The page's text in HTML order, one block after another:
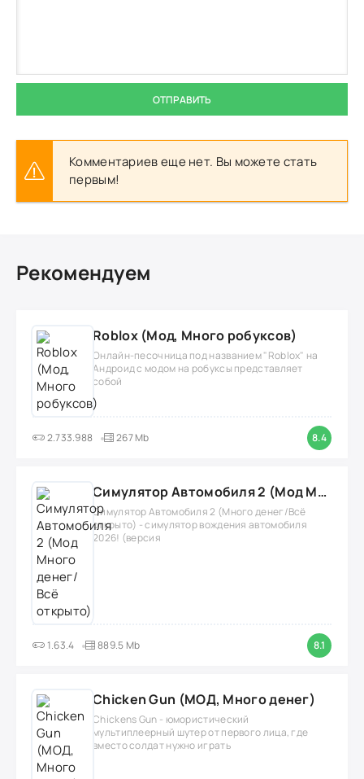
ОТПРАВИТЬ
Комментариев еще нет. Вы можете стать
первым!
Рекомендуем
Roblox (Мод, Много робуксов)
Онлайн-песочница под названием "Roblox" на
Андроид с модом на робуксы представляет
собой
2.733.988 267 Mb 8.4
Симулятор Автомобиля 2 (Мод Много денег/Всё открыто)
Симулятор Автомобиля 2 (Много денег/Всё
открыто) - симулятор вождения автомобиля
2026! (версия
1.63.4 889.5 Mb 8.1
Chicken Gun (МОД, Много денег)
Chickens Gun - юмористический
мультиплеерный шутер от первого лица, где
вместо солдат нужно играть